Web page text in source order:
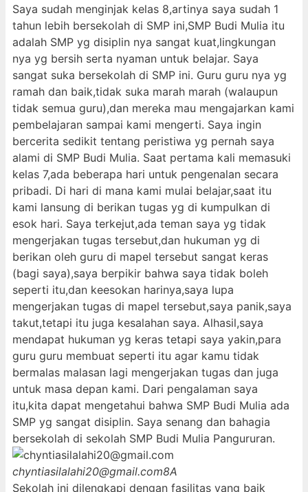
Saya sudah menginjak kelas 8,artinya saya sudah 1
tahun lebih bersekolah di SMP ini,SMP Budi Mulia itu
adalah SMP yg disiplin nya sangat kuat,lingkungan
nya yg bersih serta nyaman untuk belajar. Saya
sangat suka bersekolah di SMP ini. Guru guru nya yg
ramah dan baik,tidak suka marah marah (walaupun
tidak semua guru),dan mereka mau mengajarkan kami
pembelajaran sampai kami mengerti. Saya ingin
bercerita sedikit tentang peristiwa yg pernah saya
alami di SMP Budi Mulia. Saat pertama kali memasuki
kelas 7,ada beberapa hari untuk pengenalan secara
pribadi. Di hari di mana kami mulai belajar,saat itu
kami lansung di berikan tugas yg di kumpulkan di
esok hari. Saya terkejut,ada teman saya yg tidak
mengerjakan tugas tersebut,dan hukuman yg di
berikan oleh guru di mapel tersebut sangat keras
(bagi saya),saya berpikir bahwa saya tidak boleh
seperti itu,dan keesokan harinya,saya lupa
mengerjakan tugas di mapel tersebut,saya panik,saya
takut,tetapi itu juga kesalahan saya. Alhasil,saya
mendapat hukuman yg keras tetapi saya yakin,para
guru guru membuat seperti itu agar kamu tidak
bermalas malasan lagi mengerjakan tugas dan juga
untuk masa depan kami. Dari pengalaman saya
itu,kita dapat mengetahui bahwa SMP Budi Mulia ada
SMP yg sangat disiplin. Saya senang dan bahagia
bersekolah di sekolah SMP Budi Mulia Pangururan.
chyntiasilalahi20@gmail.com8A
Sekolah ini dilengkapi dengan fasilitas yang baik